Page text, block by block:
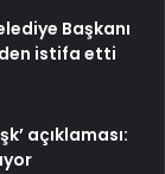
Başkanı
istifa etti
açıklaması: